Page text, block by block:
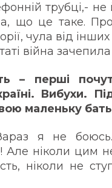
трубці,-
що це таке.
чула від
війна
– перші
Вибухи.
маленьку
я не
ніколи цим
ніколи не